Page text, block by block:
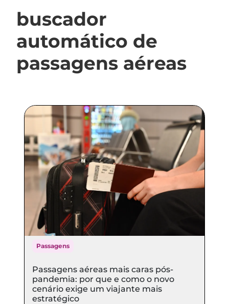
buscador
automático de
passagens aéreas
Passagens
Passagens aéreas mais caras pós-
pandemia: por que e como o novo
cenário exige um viajante mais
estratégico